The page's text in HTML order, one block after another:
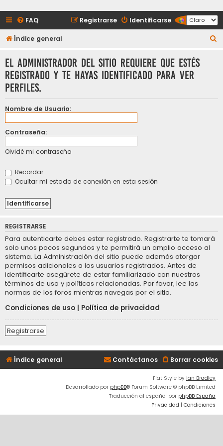
FAQ Identificarse
Registrarse
Índice general
El administrador del sitio requiere que estés
registrado y te hayas identificado para ver
perfiles.
Nombre de Usuario:
Contraseña:
Olvidé mi contraseña
Recordar
Ocultar mi estado de conexión en esta sesión
REGISTRARSE
Para autenticarte debes estar registrado. Registrarte te tomará
solo unos pocos segundos y te permitirá un amplio acceso al
sistema. La Administración del sitio puede además otorgar
permisos adicionales a los usuarios registrados. Antes de
identificarte asegúrete de estar familiarizado con nuestros
términos de uso y políticas relacionadas. Por favor, lee las
normas de los foros mientras navegas por el sitio.
Condiciones de uso
Política de privacidad
Registrarse
Índice general Borrar cookies
Contáctanos
Flat Style by Ian Bradley
Desarrollado por phpBB® Forum Software © phpBB Limited
Traducción al español por phpBB España
Privacidad | Condiciones